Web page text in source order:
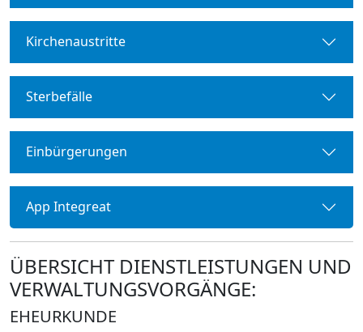
Kirchenaustritte
Sterbefälle
Einbürgerungen
App Integreat
ÜBERSICHT DIENSTLEISTUNGEN UND
VERWALTUNGSVORGÄNGE:
EHEURKUNDE